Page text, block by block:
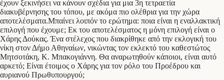
έχουν ξεκινήσει να κάνουν σχέδια για μια 3η τετραετία
διακυβέρνησης του τόπου, με ακόμα πιο ολέθρια για την χώρα
αποτελέσματα.Μπαίνει λοιπόν το ερώτημα: ποια είναι η εναλλακτική
επιλογή που έχουμε; Εκ του αποτελέσματος η μόνη επιλογή είναι ο
Χάρης Δούκας. Ένα στέλεχος που διακρίθηκε από την εκλογική του
νίκη στον Δήμο Αθηναίων, νικώντας τον εκλεκτό του καθεστώτος
Μητσοτάκη, Κ. Μπακογιάννη. Θα αναρωτηθούν κάποιοι, είναι αυτό
αρκετό; Είναι έτοιμος ο Χάρης για τον ρόλο του Προέδρου και
αυριανού Πρωθυπουργού;